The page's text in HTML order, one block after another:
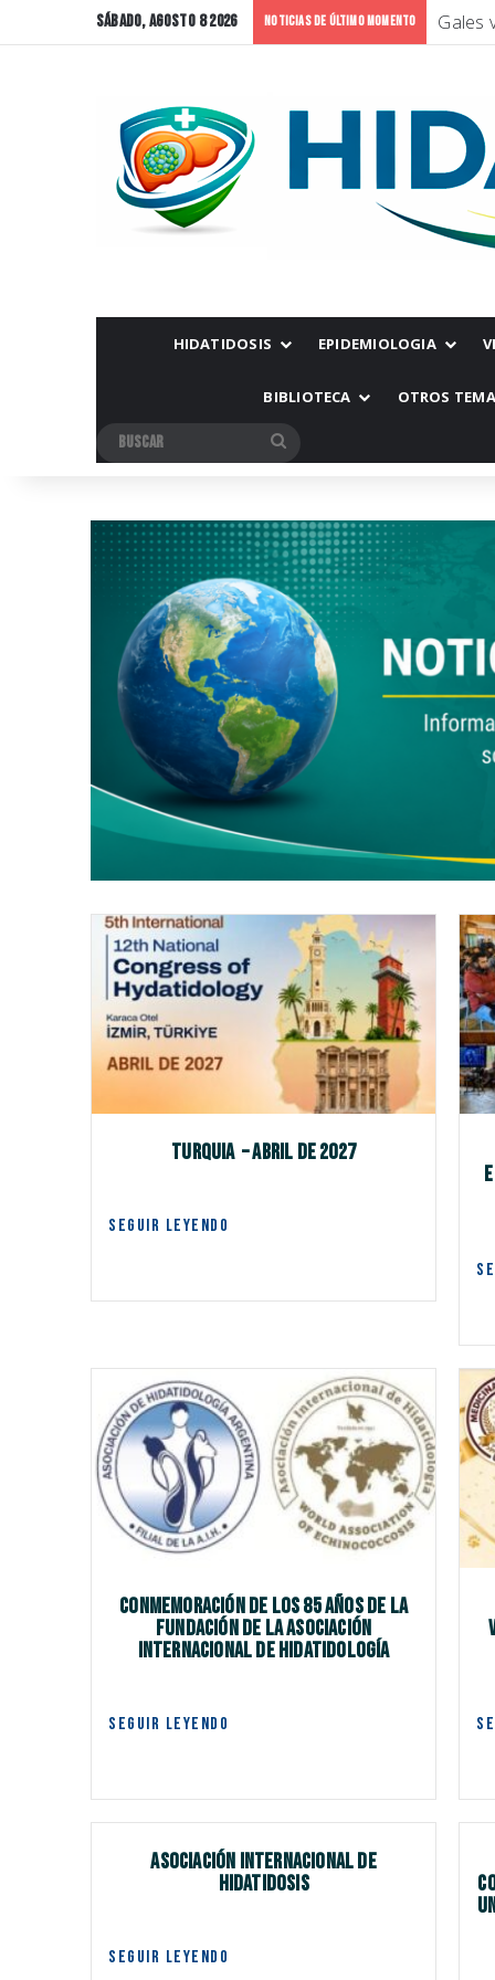
sábado, agosto 8 2026 Noticias de Último Momento Gales
HIDATIDOSIS EPIDEMIOLOGIA
BIBLIOTECA OTROS
TURQUIA – ABRIL DE 2027
SEGUIR LEYENDO
CONMEMORACIÓN DE LOS 85 AÑOS DE LA
FUNDACIÓN DE LA ASOCIACIÓN
INTERNACIONAL DE HIDATIDOLOGÍA
SEGUIR LEYENDO
Asociación Internacional de
Hidatidosis
SEGUIR LEYENDO